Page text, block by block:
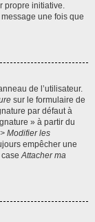
propre initiative.
une fois que
de l’utilisateur.
sur le formulaire de
par défaut à
» à partir du
Modifier les
empêcher une
caseAttacher ma